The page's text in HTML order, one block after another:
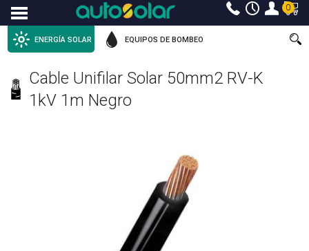
Menu 0
ENERGÍA SOLAR EQUIPOS DE BOMBEO
Cable Unifilar Solar 50mm2 RV-K
1kV 1m Negro